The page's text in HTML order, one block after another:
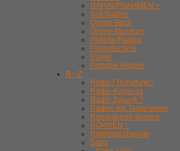
NAHAUFNAHMEN >
Not-Radios
Online-Buch
Online-Museum
Philetta-Radios
Phonotechnik
Player
Portable Radios
R - Z
Radio? Rundfunk?
Radio-Kameras
Radio Zukunft ?
Radios mit Textanzeige
Reparaturen Service
RÖHREN >
Röhrenprüfgeräte
Saba